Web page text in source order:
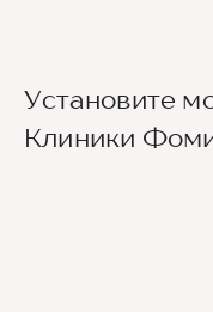
Установите
Клиники